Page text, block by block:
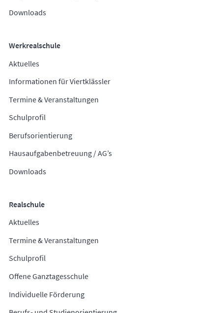
Downloads
Werkrealschule
Aktuelles
Informationen für Viertklässler
Termine & Veranstaltungen
Schulprofil
Berufsorientierung
Hausaufgabenbetreuung / AG’s
Downloads
Realschule
Aktuelles
Termine & Veranstaltungen
Schulprofil
Offene Ganztagesschule
Individuelle Förderung